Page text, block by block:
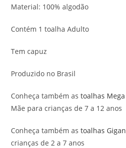
Material: 100% algodão
Contém 1 toalha Adulto
Tem capuz
Produzido no Brasil
Conheça também astoalhas Mega
Mãe para crianças de 7 a 12 anos
Conheça também astoalhas
crianças de 2 a 7 anos